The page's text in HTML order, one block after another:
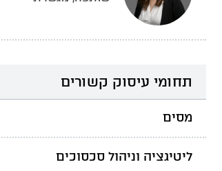
תחומי עיסוק קשורים
מסים
ליטיגציה וניהול סכסוכים